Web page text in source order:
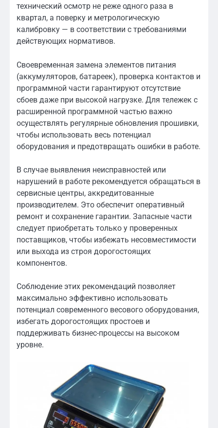
технический осмотр не реже одного раза в
квартал, а поверку и метрологическую
калибровку — в соответствии с требованиями
действующих нормативов.
Своевременная замена элементов питания
(аккумуляторов, батареек), проверка контактов и
программной части гарантируют отсутствие
сбоев даже при высокой нагрузке. Для тележек с
расширенной программной частью важно
осуществлять регулярные обновления прошивки,
чтобы использовать весь потенциал
оборудования и предотвращать ошибки в работе.
В случае выявления неисправностей или
нарушений в работе рекомендуется обращаться в
сервисные центры, аккредитованные
производителем. Это обеспечит оперативный
ремонт и сохранение гарантии. Запасные части
следует приобретать только у проверенных
поставщиков, чтобы избежать несовместимости
или выхода из строя дорогостоящих
компонентов.
Соблюдение этих рекомендаций позволяет
максимально эффективно использовать
потенциал современного весового оборудования,
избегать дорогостоящих простоев и
поддерживать бизнес-процессы на высоком
уровне.